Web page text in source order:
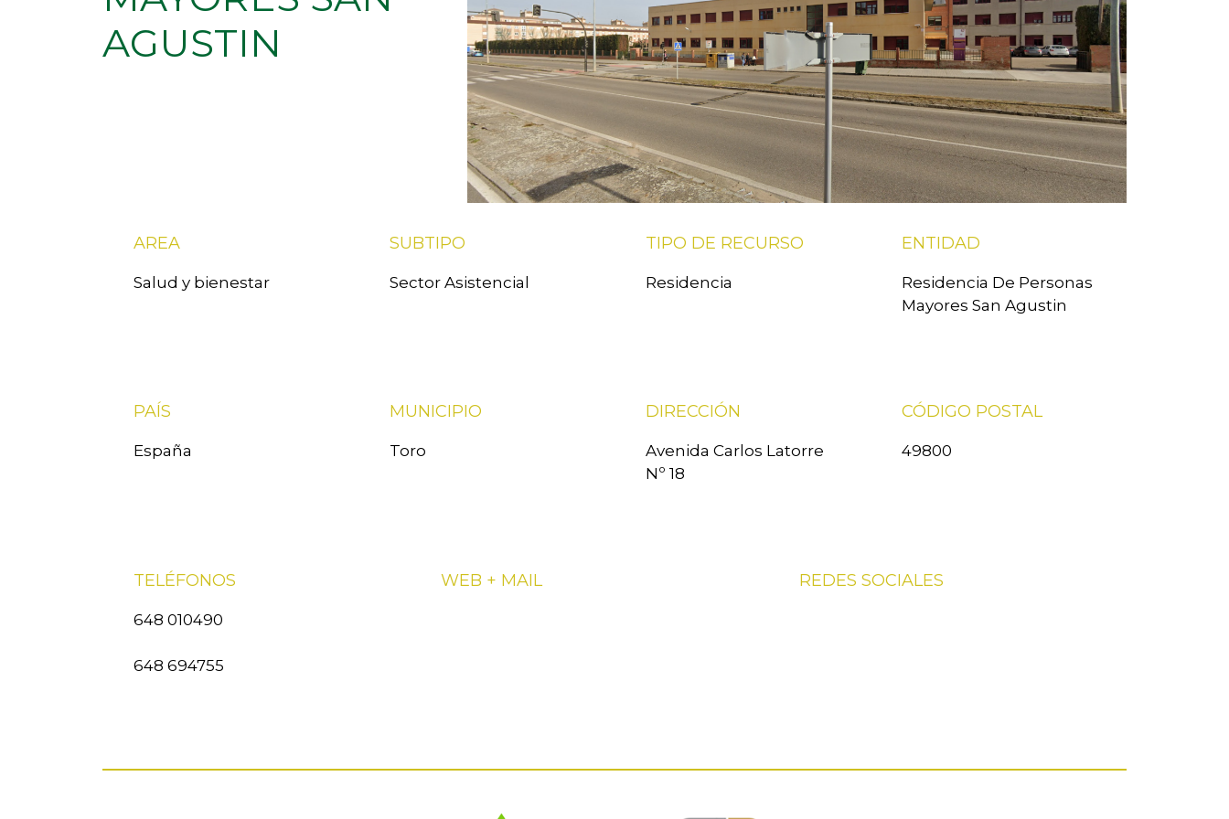
AGUSTIN
AREA
Salud y bienestar
SUBTIPO
Sector Asistencial
TIPO DE RECURSO
Residencia
ENTIDAD
Residencia De Personas
Mayores San Agustin
PAÍS
España
MUNICIPIO
Toro
DIRECCIÓN
Avenida Carlos Latorre
Nº 18
CÓDIGO POSTAL
49800
TELÉFONOS
648 010490
648 694755
WEB + MAIL REDES SOCIALES